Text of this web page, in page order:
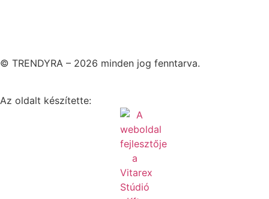
© TRENDYRA – 2026 minden jog fenntarva.
Az oldalt készítette: